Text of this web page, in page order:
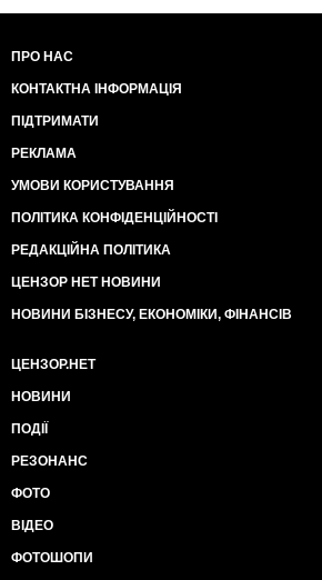
ПРО НАС
КОНТАКТНА ІНФОРМАЦІЯ
ПІДТРИМАТИ
РЕКЛАМА
УМОВИ КОРИСТУВАННЯ
ПОЛІТИКА КОНФІДЕНЦІЙНОСТІ
РЕДАКЦІЙНА ПОЛІТИКА
ЦЕНЗОР НЕТ НОВИНИ
НОВИНИ БІЗНЕСУ, ЕКОНОМІКИ, ФІНАНСІВ
ЦЕНЗОР.НЕТ
НОВИНИ
ПОДІЇ
РЕЗОНАНС
ФОТО
ВІДЕО
ФОТОШОПИ